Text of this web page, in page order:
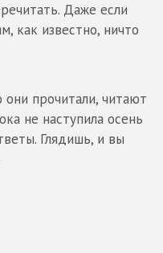
Даже если
как известно, ничто
прочитали, читают
не наступила осень
Глядишь, и вы